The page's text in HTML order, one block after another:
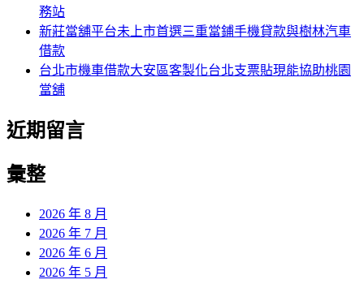
務站
新莊當舖平台未上市首選三重當鋪手機貸款與樹林汽車
借款
台北市機車借款大安區客製化台北支票貼現能協助桃園
當舖
近期留言
彙整
2026 年 8 月
2026 年 7 月
2026 年 6 月
2026 年 5 月